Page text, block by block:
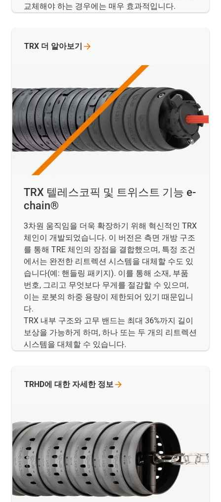
교체해야 하는 경우에는 매우 효과적입니다.
TRX 텔레스코픽 및 트위스트 기능 e-
chain®
3차원 움직임을 더욱 확장하기 위해 혁신적인 TRX
체인이 개발되었습니다. 이 버전은 측면 개방 구조
를 통해 TRE 체인의 장점을 결합했으며, 특정 조건
에서는 완전한 리트렉션 시스템을 대체할 수도 있
습니다(예: 핸들링 패키지). 이를 통해 소재, 부품
번호, 그리고 무엇보다 무게를 절감할 수 있으며,
이는 로봇의 하중 용량이 제한되어 있기 때문입니
다.
TRX 내부 구조와 고무 밴드는 최대 36%까지 길이
보상을 가능하게 하며, 하나 또는 두 개의 리트렉션
시스템을 대체할 수 있습니다.
TRX 더 알아보기
TRHD에 대한 자세한 정보